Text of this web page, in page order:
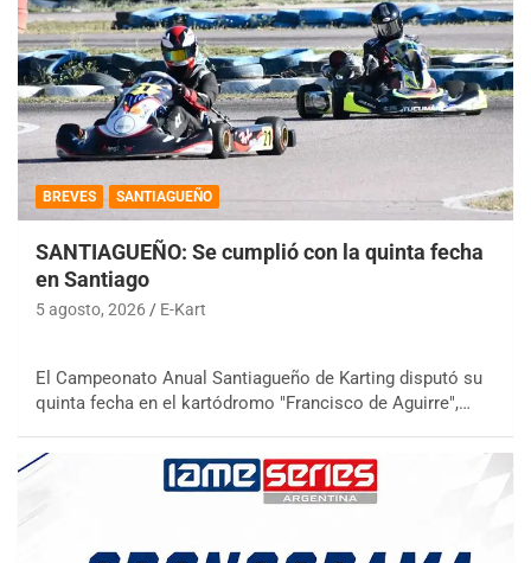
BREVES SANTIAGUEÑO
SANTIAGUEÑO: Se cumplió con la quinta fecha
en Santiago
5 agosto, 2026 E-Kart
El Campeonato Anual Santiagueño de Karting disputó su
quinta fecha en el kartódromo "Francisco de Aguirre",…